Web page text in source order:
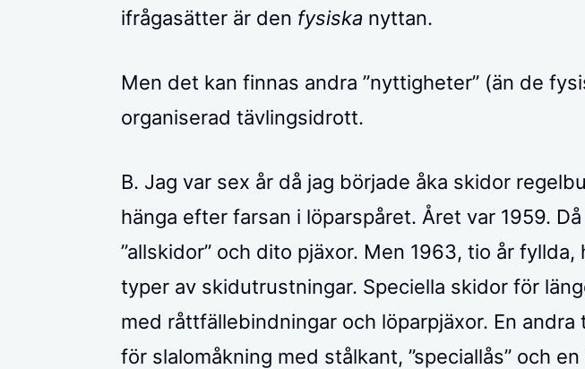
ifrågasätter är den fysiska nyttan.
Men det kan finnas andra ”nyttigheter” (än de
organiserad tävlingsidrott.
B. Jag var sex år då jag började åka skidor
hänga efter farsan i löparspåret. Året var 1959.
”allskidor” och dito pjäxor. Men 1963, tio år fyllda,
typer av skidutrustningar. Speciella skidor för
med råttfällebindningar och löparpjäxor. En andra
för slalomåkning med stålkant, ”speciallås” och